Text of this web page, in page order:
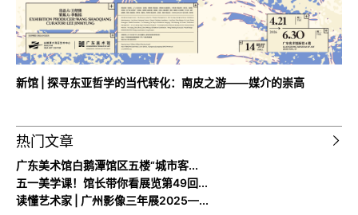
新馆 | 探寻东亚哲学的当代转化：南皮之游——媒介的崇高
热门文章
广东美术馆白鹅潭馆区五楼“城市客...
五一美学课！馆长带你看展览第49回...
读懂艺术家 | 广州影像三年展2025—...